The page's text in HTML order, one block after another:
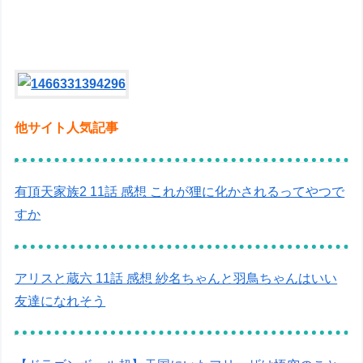
他サイト人気記事
有頂天家族2 11話 感想 これが狸に化かされるってやつで
すか
アリスと蔵六 11話 感想 紗名ちゃんと羽鳥ちゃんはいい
友達になれそう